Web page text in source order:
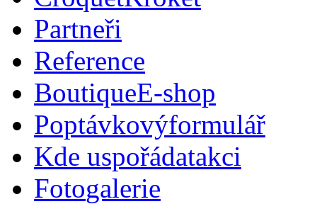
Partneři
Reference
BoutiqueE-shop
Poptávkovýformulář
Kde uspořádatakci
Fotogalerie